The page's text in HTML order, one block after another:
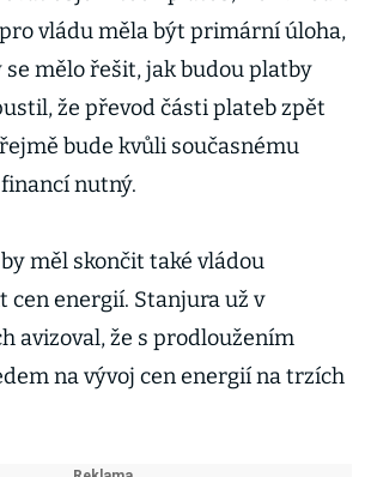
vládu měla být primární úloha,
se mělo řešit, jak budou platby
že převod části plateb zpět
bude kvůli současnému
nutný.
měl skončit také vládou
cen energií. Stanjura už v
avizoval, že s prodloužením
na vývoj cen energií na trzích